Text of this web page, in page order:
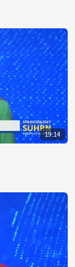
19:14